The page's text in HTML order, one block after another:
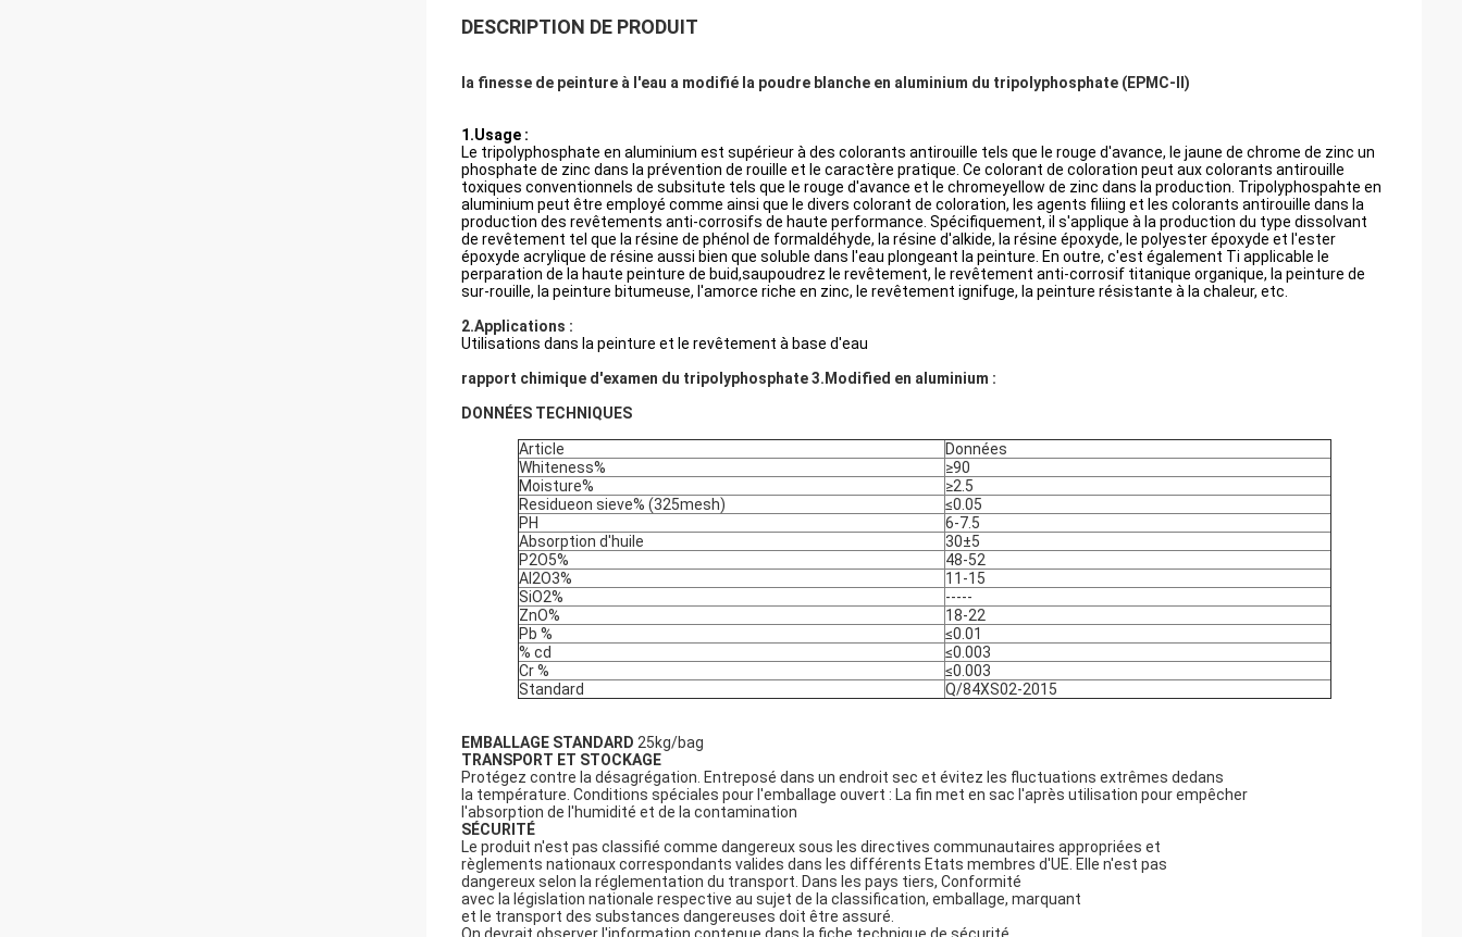
DESCRIPTION DE PRODUIT
la finesse de peinture à l'eau a modifié la poudre blanche en aluminium du tripolyphosphate (EPMC-II)
1.Usage :
Le tripolyphosphate en aluminium est supérieur à des colorants antirouille tels que le rouge d'avance, le jaune de chrome de zinc un
phosphate de zinc dans la prévention de rouille et le caractère pratique. Ce colorant de coloration peut aux colorants antirouille
toxiques conventionnels de subsitute tels que le rouge d'avance et le chromeyellow de zinc dans la production. Tripolyphospahte en
aluminium peut être employé comme ainsi que le divers colorant de coloration, les agents filiing et les colorants antirouille dans la
production des revêtements anti-corrosifs de haute performance. Spécifiquement, il s'applique à la production du type dissolvant
de revêtement tel que la résine de phénol de formaldéhyde, la résine d'alkide, la résine époxyde, le polyester époxyde et l'ester
époxyde acrylique de résine aussi bien que soluble dans l'eau plongeant la peinture. En outre, c'est également Ti applicable le
perparation de la haute peinture de buid,saupoudrez le revêtement, le revêtement anti-corrosif titanique organique, la peinture de
sur-rouille, la peinture bitumeuse, l'amorce riche en zinc, le revêtement ignifuge, la peinture résistante à la chaleur, etc.
2.Applications :
Utilisations dans la peinture et le revêtement à base d'eau
rapport chimique d'examen du tripolyphosphate 3.Modified en aluminium :
DONNÉES TECHNIQUES
Article
Données
Whiteness%
≥90
Moisture%
≥2.5
Residueon sieve% (325mesh)
≤0.05
PH
6-7.5
Absorption d'huile
30±5
P2O5%
48-52
Al2O3%
11-15
SiO2%
-----
ZnO%
18-22
Pb %
≤0.01
% cd
≤0.003
Cr %
≤0.003
Standard
Q/84XS02-2015
EMBALLAGE STANDARD 25kg/bag
TRANSPORT ET STOCKAGE
Protégez contre la désagrégation. Entreposé dans un endroit sec et évitez les fluctuations extrêmes dedans
la température. Conditions spéciales pour l'emballage ouvert : La fin met en sac l'après utilisation pour empêcher
l'absorption de l'humidité et de la contamination
SÉCURITÉ
Le produit n'est pas classifié comme dangereux sous les directives communautaires appropriées et
règlements nationaux correspondants valides dans les différents Etats membres d'UE. Elle n'est pas
dangereux selon la réglementation du transport. Dans les pays tiers, Conformité
avec la législation nationale respective au sujet de la classification, emballage, marquant
et le transport des substances dangereuses doit être assuré.